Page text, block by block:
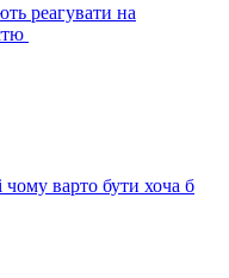
реагувати на
варто бути хоча б